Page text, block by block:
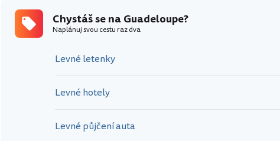
Chystáš se na Guadeloupe?
Naplánuj svou cestu raz dva
Levné letenky
Levné hotely
Levné půjčení auta